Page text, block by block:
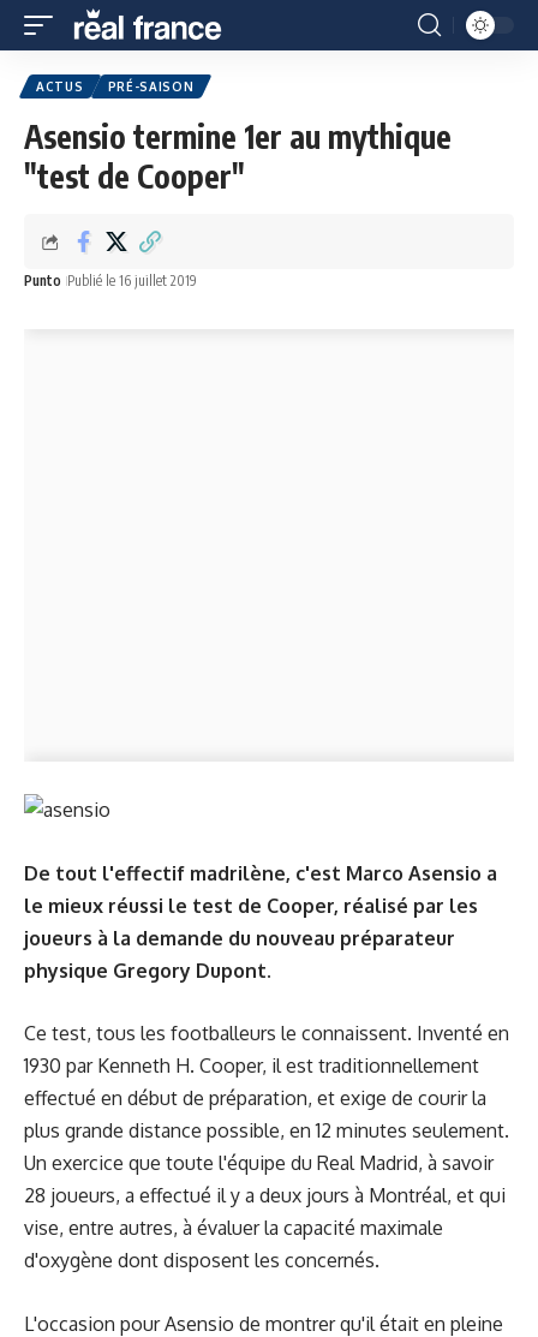
ACTUS PRÉ-SAISON
Asensio termine 1er au mythique
"test de Cooper"
Punto Publié le 16 juillet 2019
De tout l'effectif madrilène, c'est Marco Asensio a
le mieux réussi le test de Cooper, réalisé par les
joueurs à la demande du nouveau préparateur
physique Gregory Dupont.
Ce test, tous les footballeurs le connaissent. Inventé en
1930 par Kenneth H. Cooper, il est traditionnellement
effectué en début de préparation, et exige de courir la
plus grande distance possible, en 12 minutes seulement.
Un exercice que toute l'équipe du Real Madrid, à savoir
28 joueurs, a effectué il y a deux jours à Montréal, et qui
vise, entre autres, à évaluer la capacité maximale
d'oxygène dont disposent les concernés.
L'occasion pour Asensio de montrer qu'il était en pleine